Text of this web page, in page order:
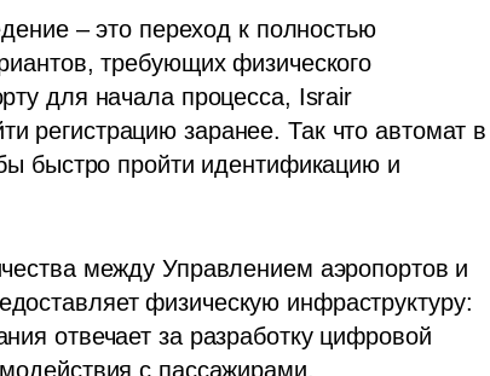
– это переход к полностью
требующих физического
для начала процесса, Israir
регистрацию заранее. Так что автомат в
быстро пройти идентификацию и
между Управлением аэропортов и
физическую инфраструктуру:
отвечает за разработку цифровой
с пассажирами.